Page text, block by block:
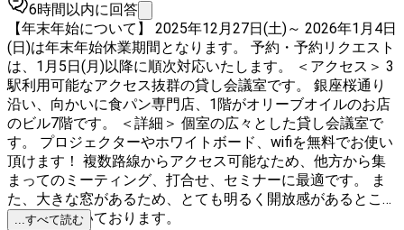
6時間以内に回答
【年末年始について】 2025年12月27日(土)～ 2026年1月4日
(日)は年末年始休業期間となります。 予約・予約リクエスト
は、1月5日(月)以降に順次対応いたします。 ＜アクセス＞ 3
駅利用可能なアクセス抜群の貸し会議室です。 銀座桜通り
沿い、向かいに食パン専門店、1階がオリーブオイルのお店
のビル7階です。 ＜詳細＞ 個室の広々とした貸し会議室で
す。 プロジェクターやホワイトボード、wifiを無料でお使い
頂けます！ 複数路線からアクセス可能なため、他方から集
まってのミーティング、打合せ、セミナーに最適です。 ま
た、大きな窓があるため、とても明るく開放感があるところ
もご好評頂いております。
...すべて読む